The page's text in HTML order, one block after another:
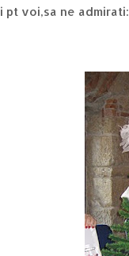
pt voi,sa ne